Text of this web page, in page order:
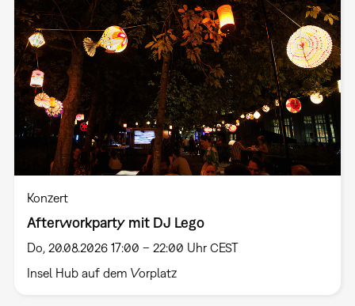
Konzert
Afterworkparty mit DJ Lego
Do, 20.08.2026 17:00 – 22:00 Uhr CEST
Insel Hub auf dem Vorplatz